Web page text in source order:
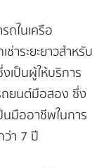
ถในเครือ
าระยะยาวสำหรับ
เป็นผู้ให้บริการ
รถยนต์มือสอง ซึ่ง
นมืออาชีพในการ
ว่า 7 ปี